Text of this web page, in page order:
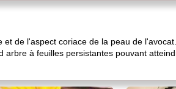
de l'aspect coriace de la peau de
à feuilles persistantes pouvant